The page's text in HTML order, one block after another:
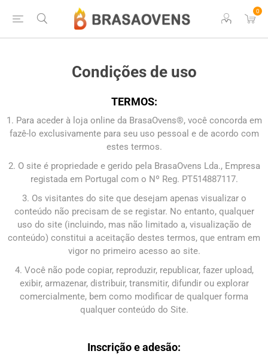
0
Condições de uso
TERMOS:
1. Para aceder à loja online da BrasaOvens®, você concorda em
fazê-lo exclusivamente para seu uso pessoal e de acordo com
estes termos.
2. O site é propriedade e gerido pela BrasaOvens Lda., Empresa
registada em Portugal com o Nº Reg. PT514887117.
3. Os visitantes do site que desejam apenas visualizar o
conteúdo não precisam de se registar. No entanto, qualquer
uso do site (incluindo, mas não limitado a, visualização de
conteúdo) constitui a aceitação destes termos, que entram em
vigor no primeiro acesso ao site.
4. Você não pode copiar, reproduzir, republicar, fazer upload,
exibir, armazenar, distribuir, transmitir, difundir ou explorar
comercialmente, bem como modificar de qualquer forma
qualquer conteúdo do Site.
Inscrição e adesão: